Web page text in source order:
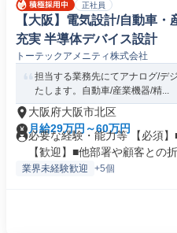
正社員
【大阪】電気設計/自動車
充実 半導体デバイス設計
トーテックアメニティ株式会社
担当する業務先にてアナログ/デ
たします。自動車/産業機器/精...
大阪府大阪市北区
月給29万円～60万円
必要な経験・能力等 【必須】
【歓迎】■他部署や顧客との折
業界未経験歓迎 +5個